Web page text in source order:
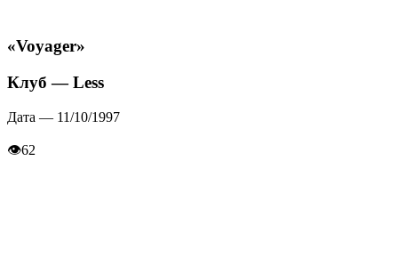
«Voyager»
Клуб — Less
Дата — 11/10/1997
👁62